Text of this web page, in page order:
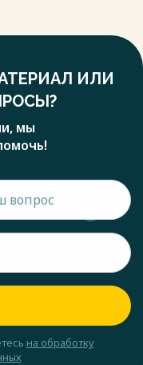
ИЛИ
мы
на обработку